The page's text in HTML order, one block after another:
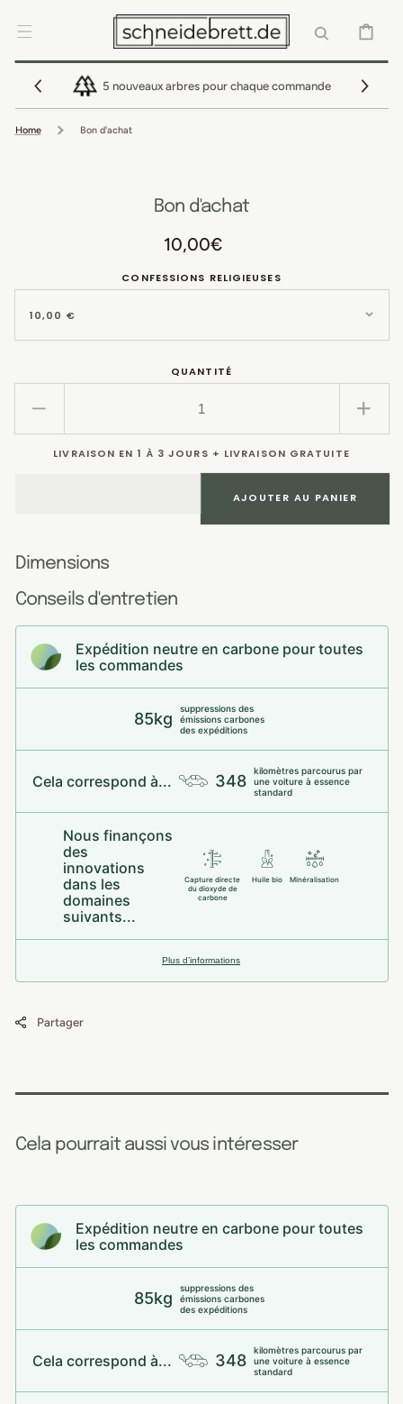
CONTENU
PANIER
5 nouveaux arbres pour chaque commande
Home Bon d'achat
Bon d'achat
Prix
habituel
10,00€
CONFESSIONS RELIGIEUSES
QUANTITÉ
la
quantité
la
de
LIVRAISON EN 1 À 3 JOURS + LIVRAISON GRATUITE
AJOUTER AU PANIER
Dimensions
Conseils d'entretien
Expédition neutre en carbone pour toutes
les commandes
85kg
suppressions des
émissions carbones
des expéditions
Cela correspond à... 348
kilomètres parcourus par
une voiture à essence
standard
Nous finançons
des
innovations
dans les
domaines
suivants...
Capture directe
du dioxyde de
carbone
Huile bio Minéralisation
Plus d’informations
Partager
Cela pourrait aussi vous intéresser
Expédition neutre en carbone pour toutes
les commandes
85kg
suppressions des
émissions carbones
des expéditions
Cela correspond à... 348
kilomètres parcourus par
une voiture à essence
standard